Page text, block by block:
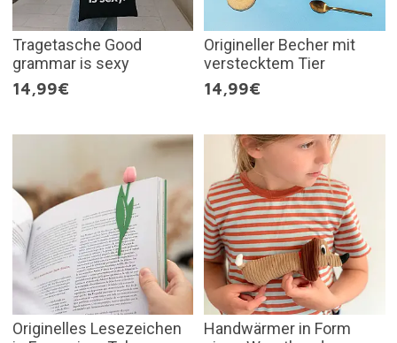
Tragetasche Good
grammar is sexy
14,99€
Origineller Becher mit
verstecktem Tier
14,99€
Originelles Lesezeichen
Handwärmer in Form